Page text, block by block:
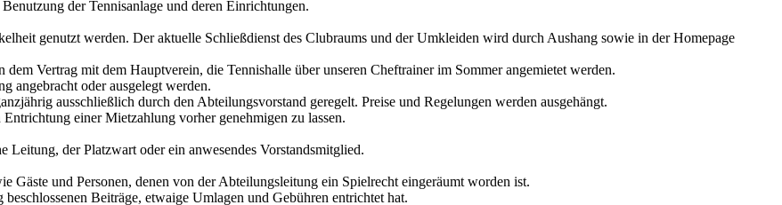
der Tennisanlage und deren Einrichtungen.
genutzt werden. Der aktuelle Schließdienst des Clubraums und der Umkleiden wird durch Aushang sowie in der Homepage
Vertrag mit dem Hauptverein, die Tennishalle über unseren Cheftrainer im Sommer angemietet werden.
angebracht oder ausgelegt werden.
ausschließlich durch den Abteilungsvorstand geregelt. Preise und Regelungen werden ausgehängt.
einer Mietzahlung vorher genehmigen zu lassen.
Leitung, der Platzwart oder ein anwesendes Vorstandsmitglied.
Gäste und Personen, denen von der Abteilungsleitung ein Spielrecht eingeräumt worden ist.
Beiträge, etwaige Umlagen und Gebühren entrichtet hat.